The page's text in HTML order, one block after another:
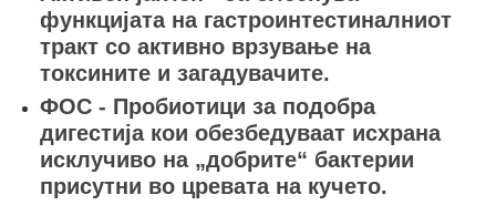
функцијата на гастроинтестиналниот
тракт со активно врзување на
токсините и загадувачите.
ФОС - Пробиотици за подобра
дигестија кои обезбедуваат исхрана
исклучиво на „добрите“ бактерии
присутни во цревата на кучето.